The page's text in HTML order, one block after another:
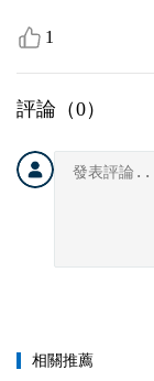
1
評論（0）
相關推薦